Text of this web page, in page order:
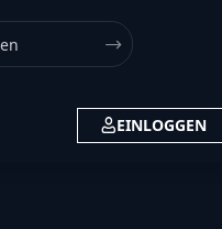
EINLOGGEN